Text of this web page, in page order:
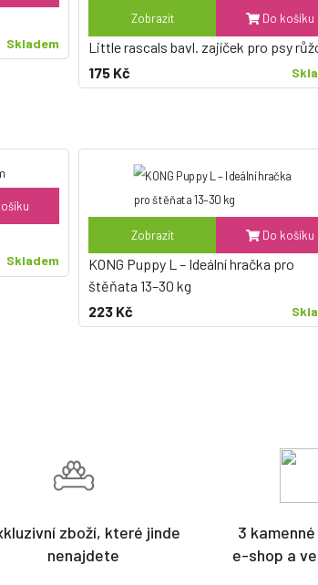
Skladem
Zobrazit Do košíku
Little rascals bavl. zajíček pro psy
175 Kč
Skladem
Zobrazit Do košíku
KONG Puppy L – Ideální hračka pro
štěňata 13–30 kg
223 Kč
zboží, které jinde
nenajdete
3
e-shop a